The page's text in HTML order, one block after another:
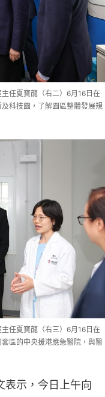
任夏寶龍（右二）6月16日在
科技園，了解園區整體發展規
任夏寶龍（右三）6月16日在
區的中央援港應急醫院，與醫
表示，今日上午向